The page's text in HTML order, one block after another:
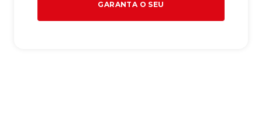
GARANTA O SEU